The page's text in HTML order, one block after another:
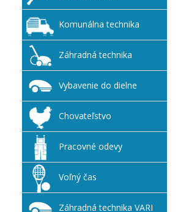
Komunálna technika
Záhradná technika
Vybavenie do dielne
Chovateľstvo
Pracovné odevy
Voľný čas
Záhradná technika VARI